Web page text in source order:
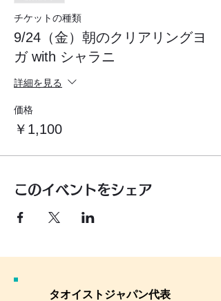
チケットの種類
9/24（金）朝のクリアリングヨ
ガ with シャラニ
詳細を見る
価格
￥1,100
このイベントをシェア
タオイストジャパン代表